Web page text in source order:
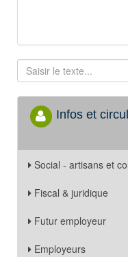
Infos et
Social - artisans et
Fiscal & juridique
Futur employeur
Employeurs